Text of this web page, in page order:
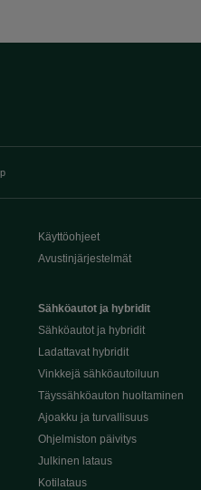
Käyttöohjeet
Avustinjärjestelmät
Sähköautot ja hybridit
Sähköautot ja hybridit
Ladattavat hybridit
Vinkkejä sähköautoiluun
Täyssähköauton huoltaminen
Ajoakku ja turvallisuus
Ohjelmiston päivitys
Julkinen lataus
Kotilataus